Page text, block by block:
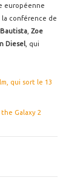
européenne
la conférence de
Bautista, Zoe
Diesel, qui
qui sort le 13
Galaxy 2